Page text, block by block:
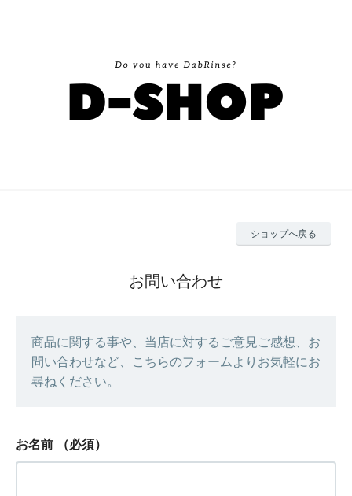
ショップへ戻る
お問い合わせ
商品に関する事や、当店に対するご意見ご感想、お
問い合わせなど、こちらのフォームよりお気軽にお
尋ねください。
お名前 （必須）